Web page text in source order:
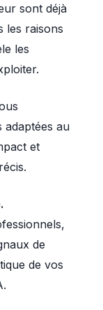
sont déjà
les raisons
les
adaptées au
et
de
de vos